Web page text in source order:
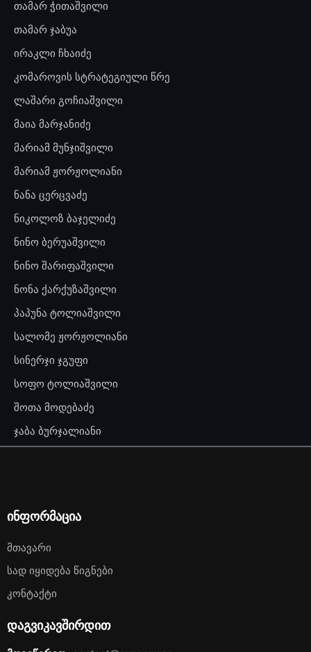
თამარ ჭითაშვილი
თამარ ჯაბუა
ირაკლი ჩხაიძე
კომაროვის სტრატეგიული წრე
ლაშარი გოჩიაშვილი
მაია მარჯანიძე
მარიამ მუნჯიშვილი
მარიამ ჟორჟოლიანი
ნანა ცერცვაძე
ნიკოლოზ ბაჯელიძე
ნინო ბერუაშვილი
ნინო შარიფაშვილი
ნონა ქარქუზაშვილი
პაპუნა ტოლიაშვილი
სალომე ჟორჟოლიანი
სინერჯი ჯგუფი
სოფო ტოლიაშვილი
შოთა მოდებაძე
ჯაბა ბურჯალიანი
ინფორმაცია
Მთავარი
Სად Იყიდება Წიგნები
Კონტაქტი
დაგვიკავშირდით